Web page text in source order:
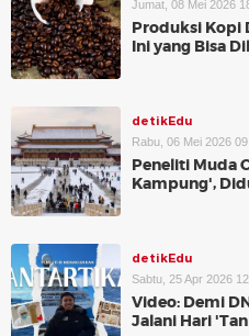
Jumat, 08 Mei 2026
Produksi Kopi
Ini yang Bisa
detikEdu
Rabu, 06 Mei 2026
Peneliti Muda
Kampung',
detikEdu
Sabtu, 25 Apr 2026
Video: Demi
Jalani Hari